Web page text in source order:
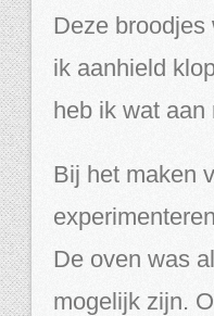
Deze broodjes
ik aanhield
heb ik wat
Bij het maken
De oven was
mogelijk zijn.